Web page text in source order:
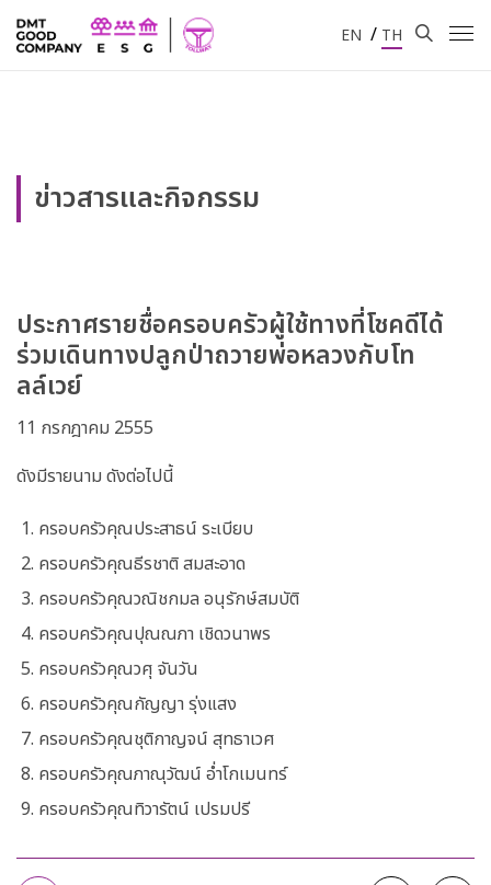
EN / TH
ข่าวสารและกิจกรรม
ประกาศรายชื่อครอบครัวผู้ใช้ทางที่โชคดีได้
ร่วมเดินทางปลูกป่าถวายพ่อหลวงกับโท
ลล์เวย์
11 กรกฎาคม 2555
ดังมีรายนาม ดังต่อไปนี้
ครอบครัวคุณประสาธน์ ระเบียบ
ครอบครัวคุณธีรชาติ สมสะอาด
ครอบครัวคุณวณิชกมล อนุรักษ์สมบัติ
ครอบครัวคุณปุณณภา เชิดวนาพร
ครอบครัวคุณวศุ จันวัน
ครอบครัวคุณกัญญา รุ่งแสง
ครอบครัวคุณชุติกาญจน์ สุทธาเวศ
ครอบครัวคุณภาณุวัฒน์ อ่ำโกเมนทร์
ครอบครัวคุณทิวารัตน์ เปรมปรี